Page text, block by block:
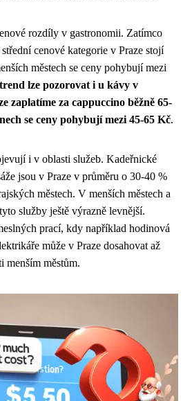
rozdíly v gastronomii. Zatímco
cenové kategorie v Praze stojí
městech se ceny pohybují mezi
lze pozorovat i u kávy v
zaplatíme za cappuccino běžně 65-
se ceny pohybují mezi 45-65 Kč.
i v oblasti služeb. Kadeřnické
jsou v Praze v průměru o 30-40 %
městech. V menších městech a
služby ještě výrazně levnější.
prací, kdy například hodinová
může v Praze dosahovat až
menším městům.